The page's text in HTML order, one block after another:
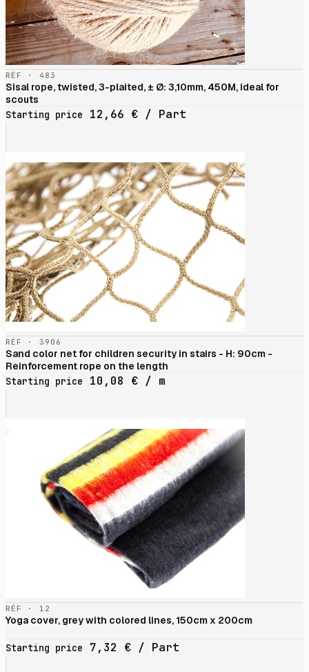
RÉF · 483
Sisal rope, twisted, 3-plaited, ± Ø: 3,10mm, 450M, ideal for
scouts
Starting price
12,66 € / Part
RÉF · 3906
Sand color net for children security in stairs - H: 90cm -
Reinforcement rope on the length
Starting price
10,08 € / m
RÉF · 12
Yoga cover, grey with colored lines, 150cm x 200cm
Starting price 7,32 € / Part